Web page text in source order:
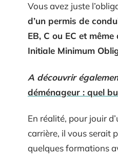
Vous avez juste
d’un permis de
EB, C ou EC et
Initiale Minimum
A découvrir
déménageur : quel
En réalité, pour jouir
carrière, il vous serait
quelques formations